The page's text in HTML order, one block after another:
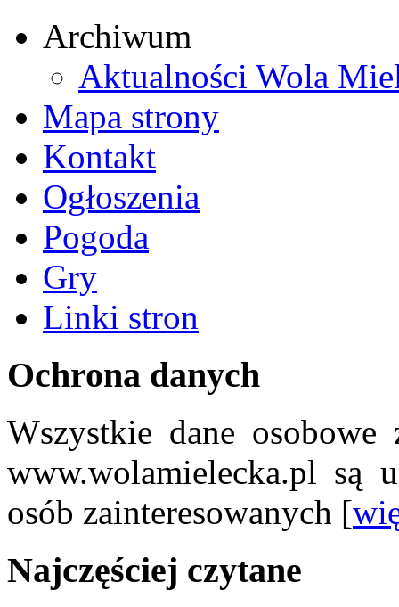
Archiwum
Aktualności Wola
Mapa strony
Kontakt
Ogłoszenia
Pogoda
Gry
Linki stron
Ochrona danych
Wszystkie dane osobowe
www.wolamielecka.pl są
osób zainteresowanych [
Najczęściej czytane